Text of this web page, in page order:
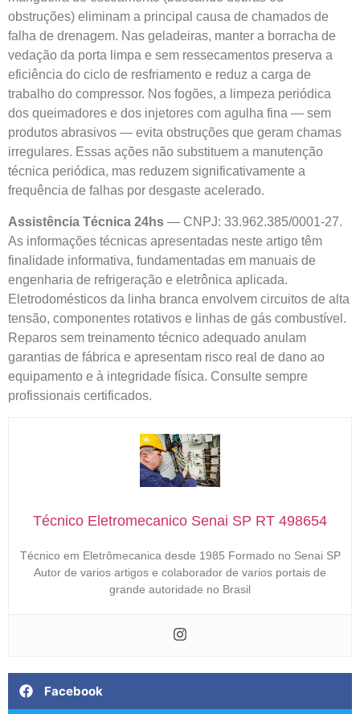
obstruções) eliminam a principal causa de chamados de
falha de drenagem. Nas geladeiras, manter a borracha de
vedação da porta limpa e sem ressecamentos preserva a
eficiência do ciclo de resfriamento e reduz a carga de
trabalho do compressor. Nos fogões, a limpeza periódica
dos queimadores e dos injetores com agulha fina — sem
produtos abrasivos — evita obstruções que geram chamas
irregulares. Essas ações não substituem a manutenção
técnica periódica, mas reduzem significativamente a
frequência de falhas por desgaste acelerado.
Assistência Técnica 24hs — CNPJ: 33.962.385/0001-27.
As informações técnicas apresentadas neste artigo têm
finalidade informativa, fundamentadas em manuais de
engenharia de refrigeração e eletrônica aplicada.
Eletrodomésticos da linha branca envolvem circuitos de alta
tensão, componentes rotativos e linhas de gás combustível.
Reparos sem treinamento técnico adequado anulam
garantias de fábrica e apresentam risco real de dano ao
equipamento e à integridade física. Consulte sempre
profissionais certificados.
Técnico Eletromecanico Senai SP RT 498654
Técnico em Eletrômecanica desde 1985 Formado no Senai SP
Autor de varios artigos e colaborador de varios portais de
grande autoridade no Brasil
Facebook